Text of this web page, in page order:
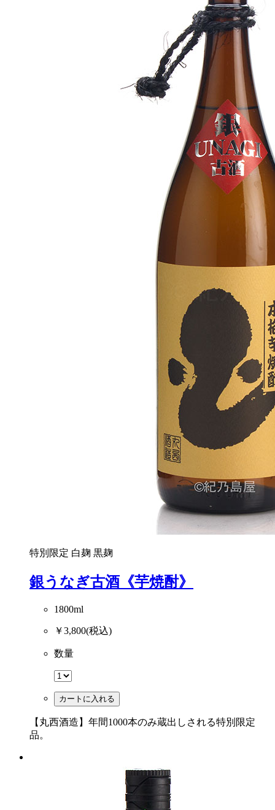
特別限定 白麹 黒麹
銀うなぎ古酒《芋焼酎》
1800ml
￥3,800(税込)
数量
カートに入れる
【丸西酒造】年間1000本のみ蔵出しされる特別限定
品。